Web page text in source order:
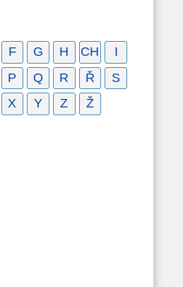
F G H CH
I
P Q R Ř
S
X Y Z Ž